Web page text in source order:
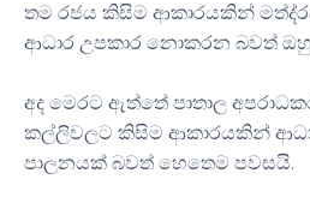
තම රජය කිසිම ආකාරයකින්
ආධාර උපකාර නොකරන බවත් ඔහු
අද මෙරට ඇත්තේ පාතාල
කල්ලිවලට කිසිම ආකාරයකින්
පාලනයක් බවත් හෙතෙම පවසයි.